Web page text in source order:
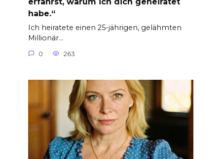
habe.“
Ich heiratete einen 25-jährigen, gelähmten
Millionär…
0 263